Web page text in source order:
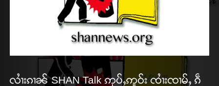
လၢႆးၵၢၼ် SHAN Talk ဢုပ်ႇဢူဝ်း ၸၢႆးၸၢမ်ႇ ၵဵ